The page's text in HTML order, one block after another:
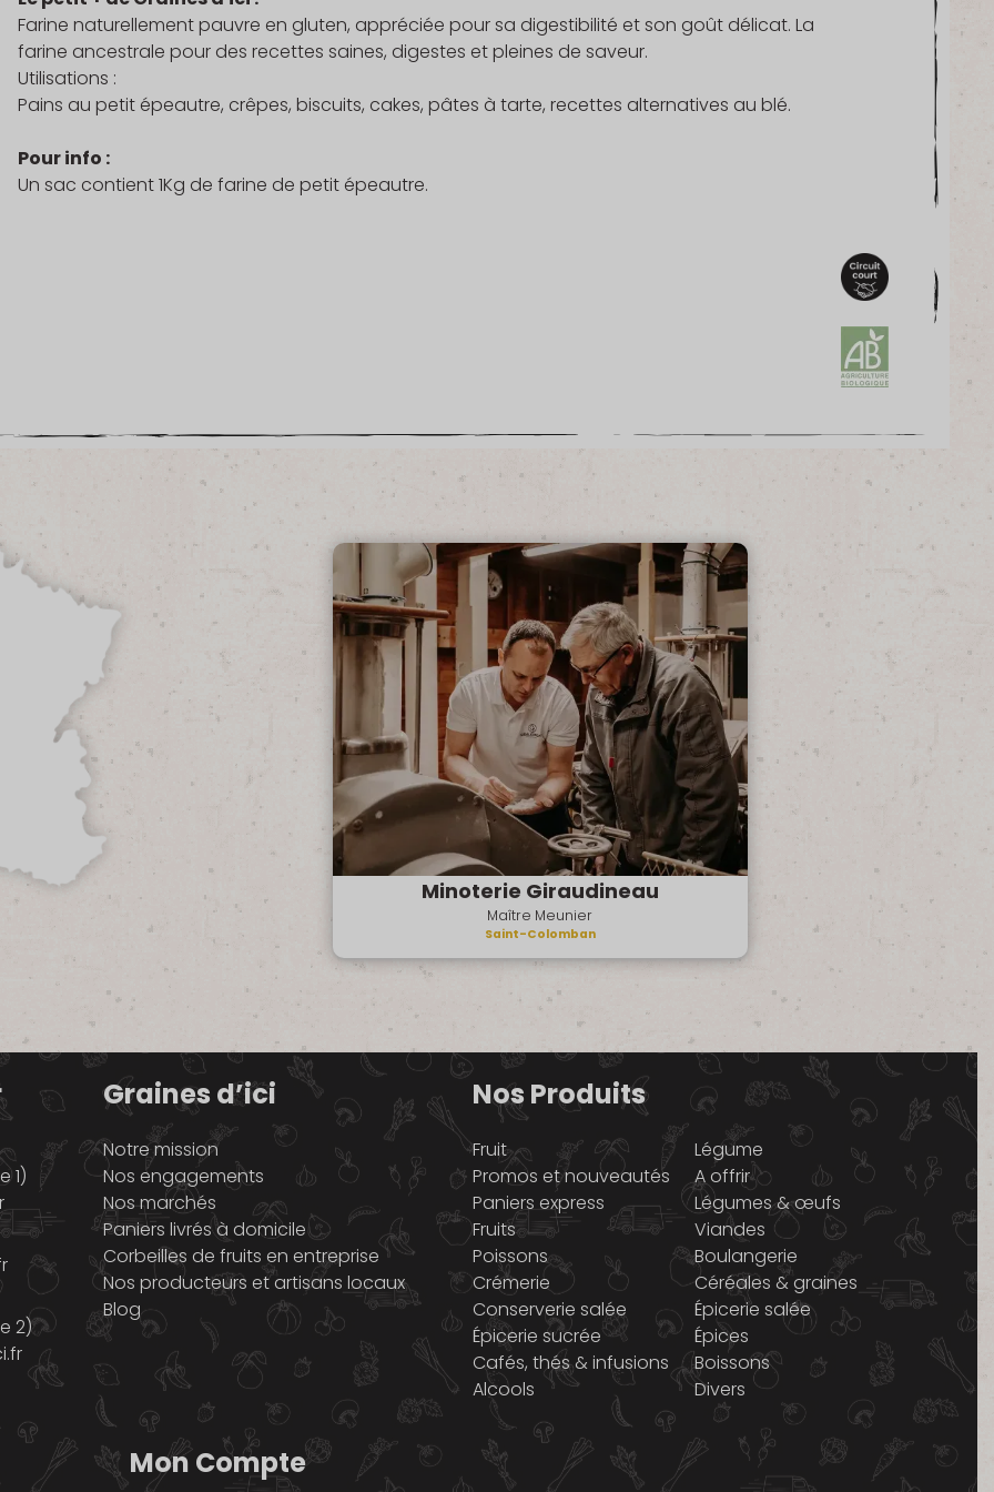
Farine naturellement pauvre en gluten, appréciée pour sa digestibilité et son goût délicat. La
farine ancestrale pour des recettes saines, digestes et pleines de saveur.
Utilisations :
Pains au petit épeautre, crêpes, biscuits, cakes, pâtes à tarte, recettes alternatives au blé.
Pour info :
Un sac contient 1Kg de farine de petit épeautre.
Minoterie Giraudineau
Maître Meunier
Saint-Colomban
1)
2)
Graines d’ici
Notre mission
Nos engagements
Nos marchés
Paniers livrés à domicile
Corbeilles de fruits en entreprise
Nos producteurs et artisans locaux
Blog
Nos Produits
Fruit
Légume
Promos et nouveautés
A offrir
Paniers express
Légumes & œufs
Fruits
Viandes
Poissons
Boulangerie
Crémerie
Céréales & graines
Conserverie salée
Épicerie salée
Épicerie sucrée
Épices
Cafés, thés & infusions
Boissons
Alcools
Divers
Mon Compte